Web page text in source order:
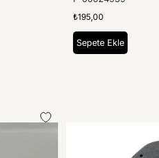
₺195,00
Sepete Ekle